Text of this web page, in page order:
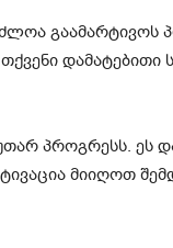
გაამარტივოს
დამატებითი
პროგრესს. ეს
მიიღოთ